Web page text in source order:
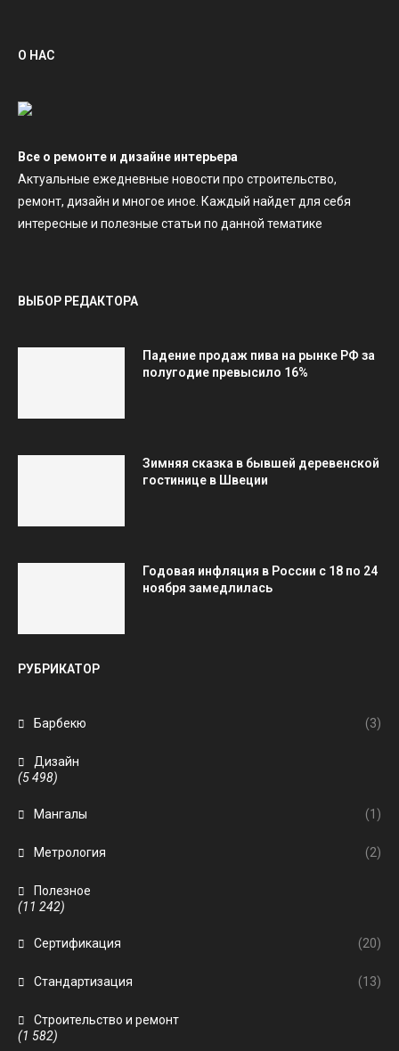
О НАС
Все о ремонте и дизайне интерьера
Актуальные ежедневные новости про строительство,
ремонт, дизайн и многое иное. Каждый найдет для себя
интересные и полезные статьи по данной тематике
ВЫБОР РЕДАКТОРА
Падение продаж пива на рынке РФ за
полугодие превысило 16%
Зимняя сказка в бывшей деревенской
гостинице в Швеции
Годовая инфляция в России с 18 по 24
ноября замедлилась
РУБРИКАТОР
Барбекю (3)
Дизайн
(5 498)
Мангалы (1)
Метрология (2)
Полезное
(11 242)
Сертификация (20)
Стандартизация (13)
Строительство и ремонт
(1 582)